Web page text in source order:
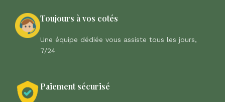
Toujours à vos cotés
Une équipe dédiée vous assiste tous les jours,
7/24
Paiement sécurisé